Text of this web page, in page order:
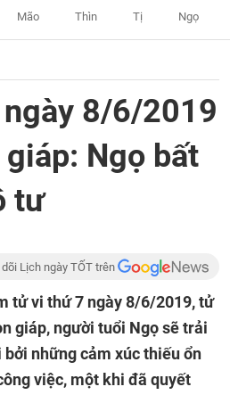
Mão Thìn Tị Ngọ
8/6/2019
Ngọ bất
tư
Lịch ngày TỐT trên
tử vi thứ 7 ngày 8/6/2019, tử
giáp, người tuổi Ngọ sẽ trải
những cảm xúc thiếu ổn
việc, một khi đã quyết